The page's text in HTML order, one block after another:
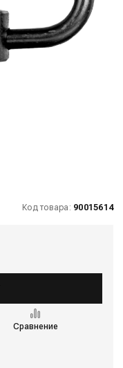
Код товара: 90015614
Сравнение